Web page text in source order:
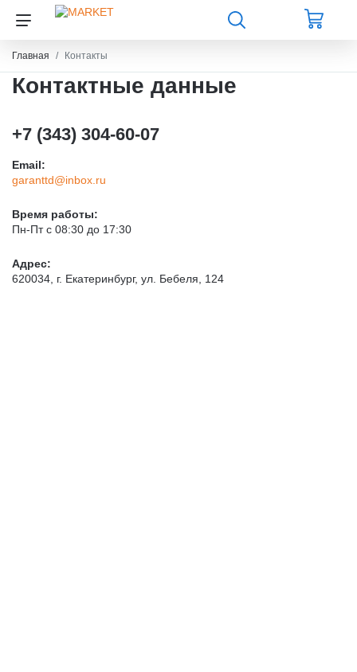
Главная Контакты
Контактные данные
+7 (343) 304-60-07
Email:
garanttd@inbox.ru
Время работы:
Пн-Пт с 08:30 до 17:30
Адрес:
620034, г. Екатеринбург, ул. Бебеля, 124